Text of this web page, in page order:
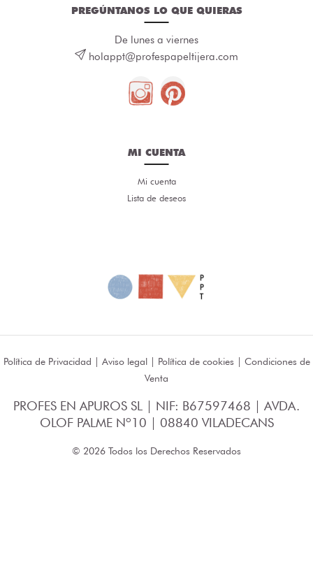
PREGÚNTANOS LO QUE QUIERAS
De lunes a viernes
holappt@profespapeltijera.com
MI CUENTA
Mi cuenta
Lista de deseos
Política de Privacidad Aviso legal| Política de cookies
Condiciones de
Venta
PROFES EN APUROS SL | NIF: B67597468 | AVDA.
OLOF PALME Nº10 | 08840 VILADECANS
© 2026 Todos los Derechos Reservados